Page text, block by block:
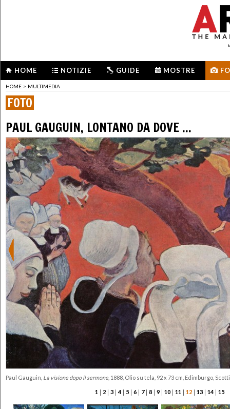
HOME NOTIZIE GUIDE MOSTRE
HOME > MULTIMEDIA
FOTO
PAUL GAUGUIN, LONTANO DA DOVE ...
Paul Gauguin, La visione dopo il sermone , 1888, Olio su tela, 92 x 73 cm, Edimburgo,
1 | 2 | 3 | 4 | 5 | 6 | 7| 8 | 9 | 10 | 11 | 12 | 13 | 14 | 15